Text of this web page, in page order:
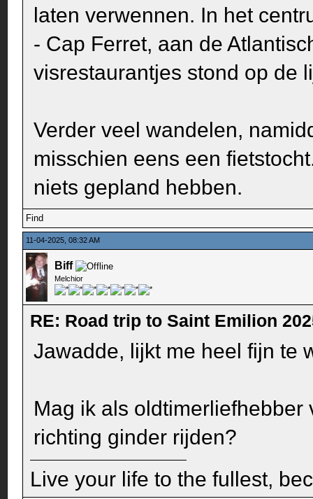
laten verwennen. In het
- Cap Ferret, aan de
visrestaurantjes stond op de
Verder veel wandelen,
misschien eens een
niets gepland hebben.
Find
11-04-2025, 08:32 AM
Biff
Melchior
RE: Road trip to Saint Emilion
Jawadde, lijkt me heel fijn te
Mag ik als
richting ginder rijden?
Live your life to the fullest,